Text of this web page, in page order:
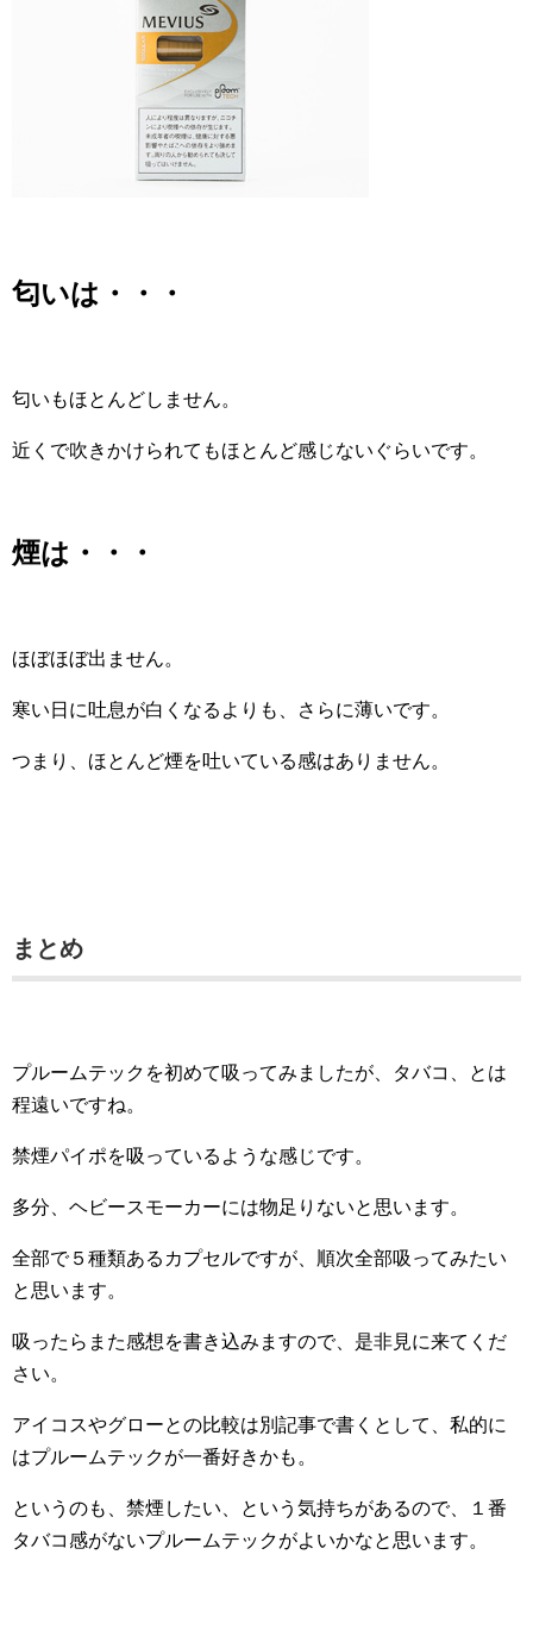
匂いは・・・
匂いもほとんどしません。
近くで吹きかけられてもほとんど感じないぐらいです。
煙は・・・
ほぼほぼ出ません。
寒い日に吐息が白くなるよりも、さらに薄いです。
つまり、ほとんど煙を吐いている感はありません。
まとめ
プルームテックを初めて吸ってみましたが、タバコ、とは
程遠いですね。
禁煙パイポを吸っているような感じです。
多分、ヘビースモーカーには物足りないと思います。
全部で５種類あるカプセルですが、順次全部吸ってみたい
と思います。
吸ったらまた感想を書き込みますので、是非見に来てくだ
さい。
アイコスやグローとの比較は別記事で書くとして、私的に
はプルームテックが一番好きかも。
というのも、禁煙したい、という気持ちがあるので、１番
タバコ感がないプルームテックがよいかなと思います。